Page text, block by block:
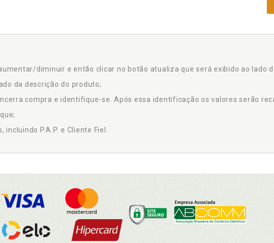
diminuir e então clicar no botão atualiza que será exibido ao lado
da descrição do produto;
compra e identifique-se. Após essa identificação os valores serão
P.A.P. e Cliente Fiel.